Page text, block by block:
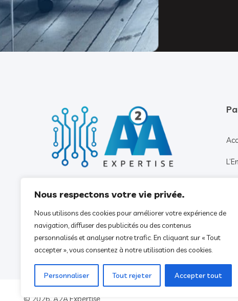
Nous respectons votre vie privée.
Nous utilisons des cookies pour améliorer votre expérience de
navigation, diffuser des publicités ou des contenus
personnalisés et analyser notre trafic. En cliquant sur « Tout
accepter », vous consentez à notre utilisation des cookies.
Personnaliser Tout rejeter Accepter tout
© 2026. A2A Expertise